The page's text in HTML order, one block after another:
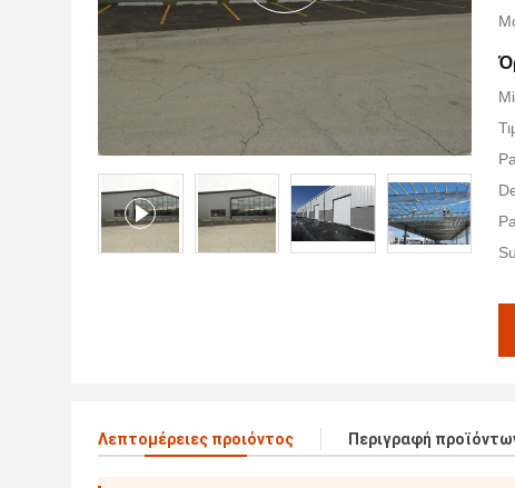
Λεπτομέρειες προιόντος Περιγραφή